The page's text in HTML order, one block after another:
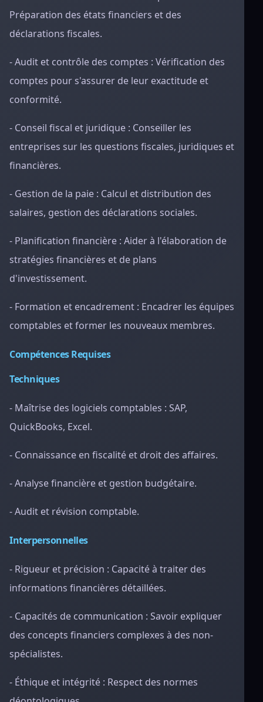
Préparation des états financiers et des
déclarations fiscales.
- Audit et contrôle des comptes : Vérification des
comptes pour s'assurer de leur exactitude et
conformité.
- Conseil fiscal et juridique : Conseiller les
entreprises sur les questions fiscales, juridiques et
financières.
- Gestion de la paie : Calcul et distribution des
salaires, gestion des déclarations sociales.
- Planification financière : Aider à l'élaboration de
stratégies financières et de plans
d'investissement.
- Formation et encadrement : Encadrer les équipes
comptables et former les nouveaux membres.
Compétences Requises
Techniques
- Maîtrise des logiciels comptables : SAP,
QuickBooks, Excel.
- Connaissance en fiscalité et droit des affaires.
- Analyse financière et gestion budgétaire.
- Audit et révision comptable.
Interpersonnelles
- Rigueur et précision : Capacité à traiter des
informations financières détaillées.
- Capacités de communication : Savoir expliquer
des concepts financiers complexes à des non-
spécialistes.
- Éthique et intégrité : Respect des normes